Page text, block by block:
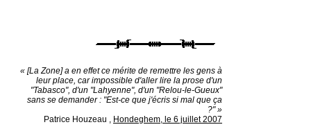
« [La Zone] a en effet ce mérite de remettre les gens à
leur place, car impossible d'aller lire la prose d'un
"Tabasco", d'un "Lahyenne", d'un "Relou-le-Gueux"
sans se demander : "Est-ce que j'écris si mal que ça
?" »
Patrice Houzeau , Hondeghem, le 6 juillet 2007